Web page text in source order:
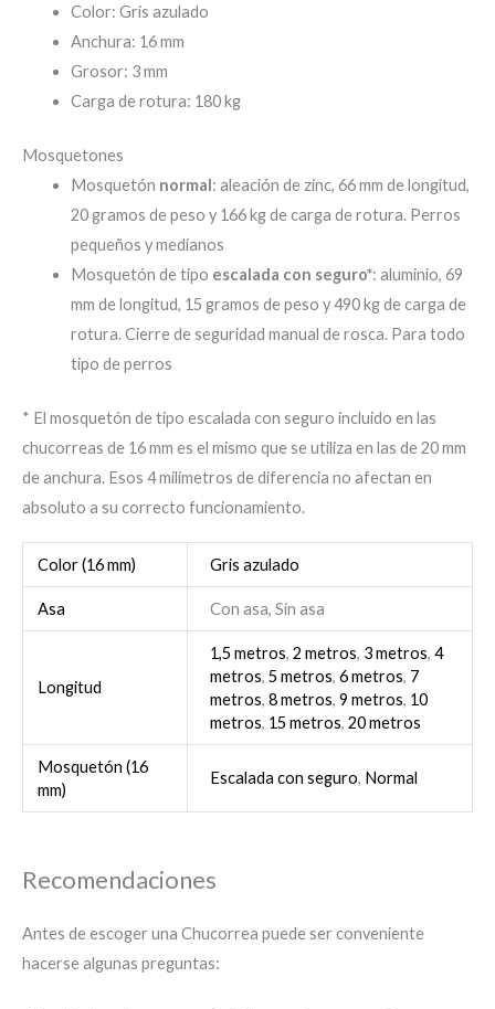
Color: Gris azulado
Anchura: 16 mm
Grosor: 3 mm
Carga de rotura: 180 kg
Mosquetones
Mosquetón normal: aleación de zinc, 66 mm de longitud,
20 gramos de peso y 166 kg de carga de rotura. Perros
pequeños y medianos
Mosquetón de tipo escalada con seguro*: aluminio, 69
mm de longitud, 15 gramos de peso y 490 kg de carga de
rotura. Cierre de seguridad manual de rosca. Para todo
tipo de perros
* El mosquetón de tipo escalada con seguro incluido en las
chucorreas de 16 mm es el mismo que se utiliza en las de 20 mm
de anchura. Esos 4 milímetros de diferencia no afectan en
absoluto a su correcto funcionamiento.
Color (16 mm) Gris azulado
Asa Con asa, Sin asa
Longitud
1,5 metros, 2 metros, 3 metros, 4
metros, 5 metros, 6 metros, 7
metros, 8 metros, 9 metros, 10
metros, 15 metros, 20 metros
Mosquetón (16
mm)
Escalada con seguro, Normal
Recomendaciones
Antes de escoger una Chucorrea puede ser conveniente
hacerse algunas preguntas: